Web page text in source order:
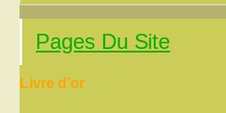
Pages Du Site
Livre d’or